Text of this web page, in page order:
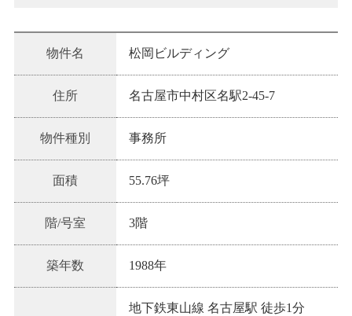
物件名 松岡ビルディング
住所 名古屋市中村区名駅2-45-7
物件種別 事務所
面積 55.76坪
階/号室 3階
築年数 1988年
地下鉄東山線 名古屋駅 徒歩1分